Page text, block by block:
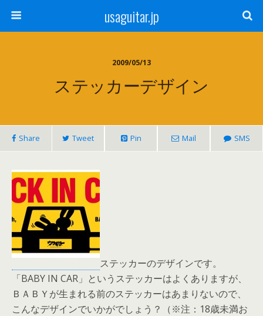
usaguitar.jp
2009/05/13
ステッカーデザイン
Share Tweet Pin Mail SMS
ステッカーのデザインです。
「BABY IN CAR」というステッカーはよくありますが、
ＢＡＢＹが生まれる前のステッカーはあまりないので、
こんなデザインでいかがでしょう？（※注：18歳未満お